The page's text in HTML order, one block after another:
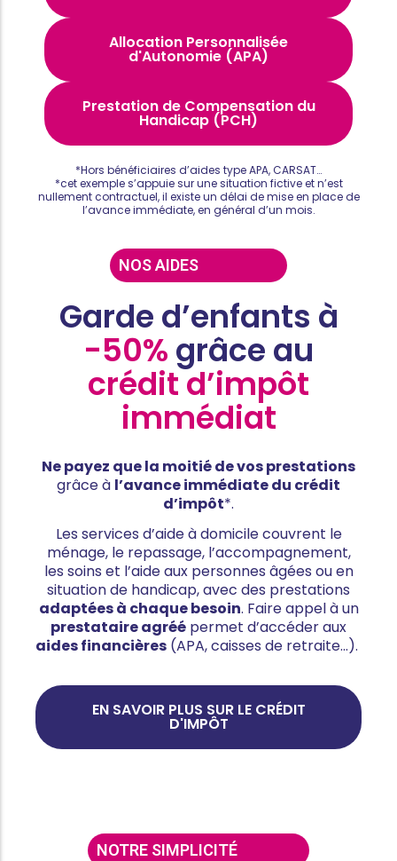
Allocation Personnalisée
d'Autonomie (APA)
Prestation de Compensation du
Handicap (PCH)
*Hors bénéficiaires d’aides type APA, CARSAT…
*cet exemple s’appuie sur une situation fictive et n’est
nullement contractuel, il existe un délai de mise en place de
l’avance immédiate, en général d’un mois.
NOS AIDES
Garde d’enfants à
-50% grâce au
crédit d’impôt
immédiat
Ne payez que la moitié de vos prestations
grâce à l’avance immédiate du crédit
d’impôt*.
Les services d’aide à domicile couvrent le
ménage, le repassage, l’accompagnement,
les soins et l’aide aux personnes âgées ou en
situation de handicap, avec des prestations
adaptées à chaque besoin. Faire appel à un
prestataire agréé permet d’accéder aux
aides financières (APA, caisses de retraite…).
EN SAVOIR PLUS SUR LE CRÉDIT
D'IMPÔT
NOTRE SIMPLICITÉ